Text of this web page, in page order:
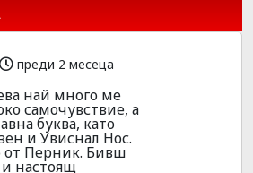
преди 2 месеца
най много ме
самочувствие, а
буква, като
и Увиснал Нос.
от Перник. Бивш
настоящ